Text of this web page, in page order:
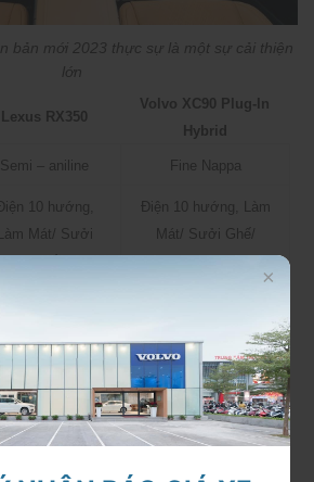
bản mới 2023 thực sự là một sự cải thiện
lớn
Lexus RX350
Volvo XC90 Plug-In
Hybrid
Semi – aniline Fine Nappa
Điện 10 hướng,
Làm Mát/ Sưởi
Điện 10 hướng, Làm
Mát/ Sưởi Ghế/
21 Loa Mark
Levinson
19 Loa Bower &
Wilkins 1400 watt
Kỹ Thuật | Vận Hành
Volvo XC90 Plug-In
Hybrid